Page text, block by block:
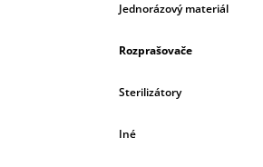
Jednorázový materiál
Rozprašovače
Sterilizátory
Iné